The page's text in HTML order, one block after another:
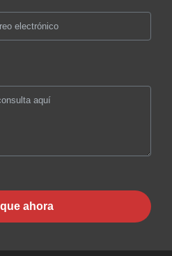
ahora